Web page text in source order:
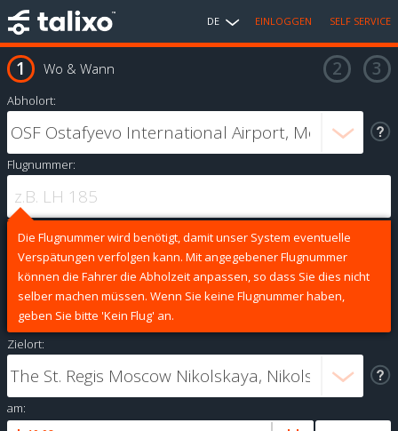
DE EINLOGGEN SELF SERVICE
Wo & Wann
Abholort:
Flugnummer:
Die Flugnummer wird benötigt, damit unser System eventuelle
Verspätungen verfolgen kann. Mit angegebener Flugnummer
können die Fahrer die Abholzeit anpassen, so dass Sie dies nicht
selber machen müssen. Wenn Sie keine Flugnummer haben,
geben Sie bitte 'Kein Flug' an.
Zielort:
am: